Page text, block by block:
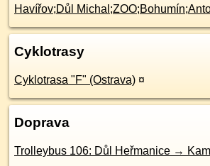
Havířov;Důl
Cyklotrasy
Cyklotrasa "F" (Ostrava) ¤
Doprava
Trolleybus 106: Důl Heřmanice →